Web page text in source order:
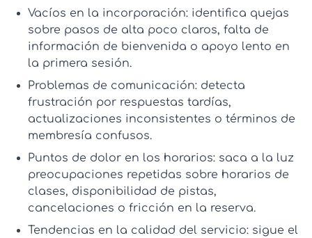
Vacíos en la incorporación: identifica quejas
sobre pasos de alta poco claros, falta de
información de bienvenida o apoyo lento en
la primera sesión.
Problemas de comunicación: detecta
frustración por respuestas tardías,
actualizaciones inconsistentes o términos de
membresía confusos.
Puntos de dolor en los horarios: saca a la luz
preocupaciones repetidas sobre horarios de
clases, disponibilidad de pistas,
cancelaciones o fricción en la reserva.
Tendencias en la calidad del servicio: sigue el